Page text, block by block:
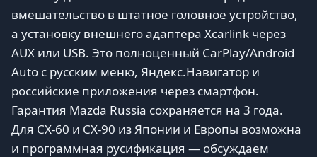
вмешательство в штатное головное устройство,
а установку внешнего адаптера Xcarlink через
AUX или USB. Это полноценный CarPlay/Android
Auto с русским меню, Яндекс.Навигатор и
российские приложения через смартфон.
Гарантия Mazda Russia сохраняется на 3 года.
Для CX-60 и CX-90 из Японии и Европы возможна
и программная русификация — обсуждаем